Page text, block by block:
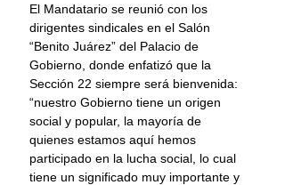
El Mandatario se reunió con los
dirigentes sindicales en el Salón
“Benito Juárez” del Palacio de
Gobierno, donde enfatizó que la
Sección 22 siempre será bienvenida:
“nuestro Gobierno tiene un origen
social y popular, la mayoría de
quienes estamos aquí hemos
participado en la lucha social, lo cual
tiene un significado muy importante y